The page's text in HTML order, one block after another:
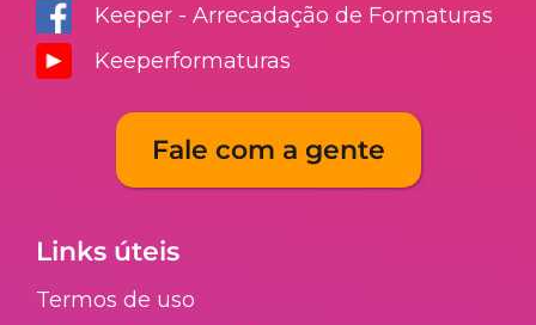
Keeper - Arrecadação de Formaturas
Keeperformaturas
Fale com a gente
Links úteis
Termos de uso